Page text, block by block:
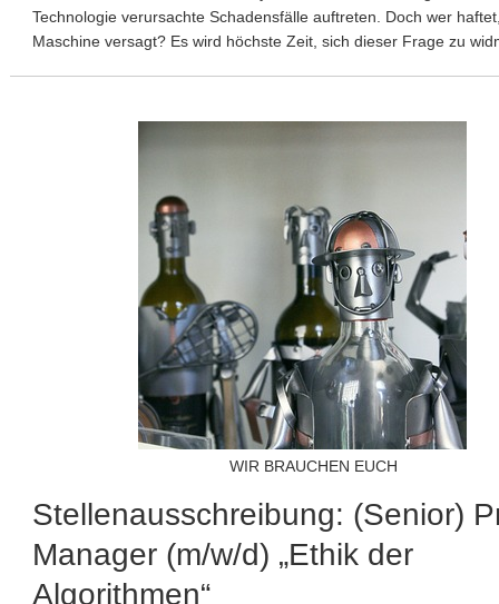
Technologie verursachte Schadensfälle auftreten. Doch wer
Maschine versagt? Es wird höchste Zeit, sich dieser Frage zu
WIR BRAUCHEN EUCH
Stellenausschreibung: (Senior)
Manager (m/w/d) „Ethik der
Algorithmen“